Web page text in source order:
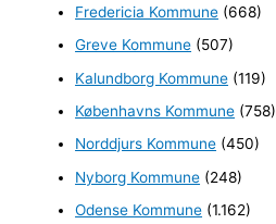
Fredericia Kommune (668)
Greve Kommune (507)
Kalundborg Kommune (119)
Københavns Kommune (758)
Norddjurs Kommune (450)
Nyborg Kommune (248)
Odense Kommune (1.162)